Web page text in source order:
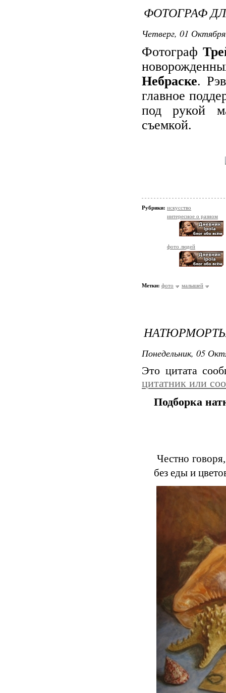
ФОТОГРАФ
Четверг, 01
Фотограф
Небраске.
главное
под рукой
съемкой.
Рубрики: искусство
интересное о разном
фото людей
Метки: фото малышей
Понедельник, 05
Это цитата
цитатник или
Подборка
Честно
без еды и